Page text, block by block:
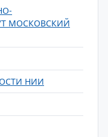
МОСКОВСКИЙ
НИИ